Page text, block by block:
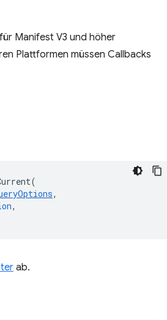
Manifest V3 und höher
Plattformen müssen Callbacks
(
,
,
ab.